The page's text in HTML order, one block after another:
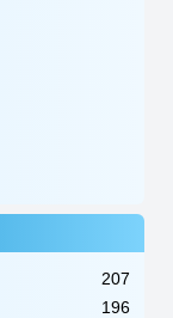
207
196